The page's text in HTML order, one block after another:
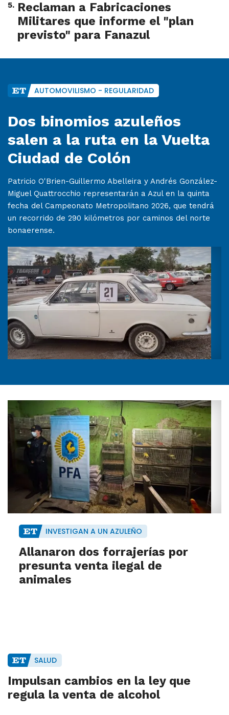
5. Reclaman a Fabricaciones
Militares que informe el "plan
previsto" para Fanazul
AUTOMOVILISMO - REGULARIDAD
Dos binomios azuleños
salen a la ruta en la Vuelta
Ciudad de Colón
Patricio O'Brien-Guillermo Abelleira y Andrés González-
Miguel Quattrocchio representarán a Azul en la quinta
fecha del Campeonato Metropolitano 2026, que tendrá
un recorrido de 290 kilómetros por caminos del norte
bonaerense.
INVESTIGAN A UN AZULEÑO
Allanaron dos forrajerías por
presunta venta ilegal de
animales
SALUD
Impulsan cambios en la ley que
regula la venta de alcohol